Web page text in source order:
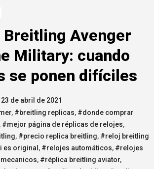
Breitling Avenger
Military: cuando
se ponen difíciles
23 de abril de 2021
, #breitling replicas, #donde comprar
, #mejor página de réplicas de relojes,
, #precio replica breitling, #reloj breitling
es original , #relojes automáticos, #relojes
, #réplica breitling aviator,